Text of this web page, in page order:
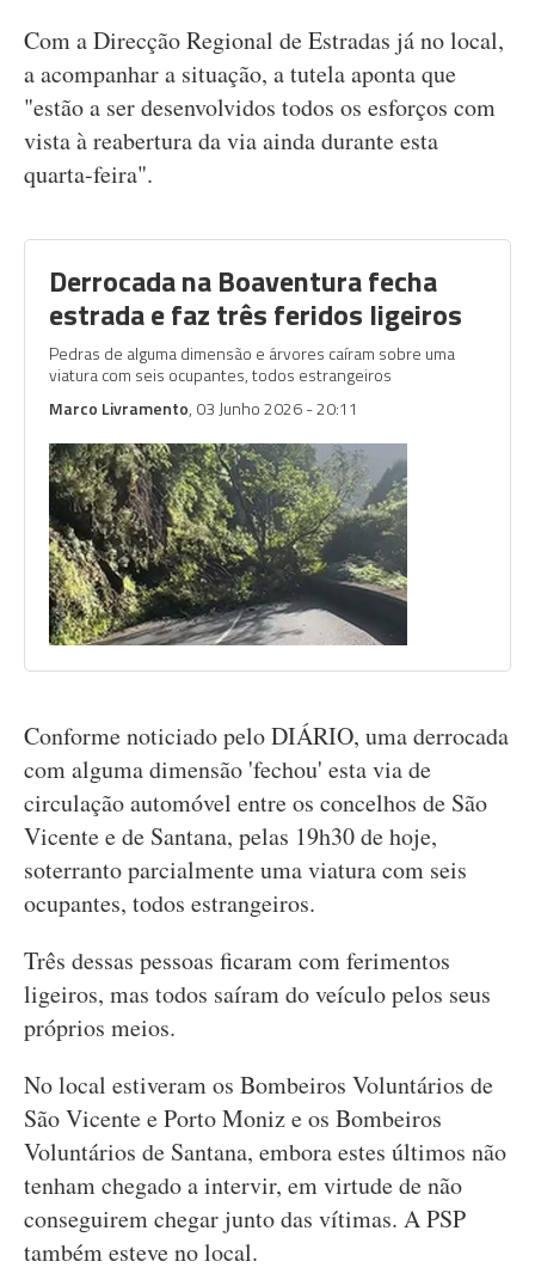
Com a Direcção Regional de Estradas já no local,
a acompanhar a situação, a tutela aponta que
"estão a ser desenvolvidos todos os esforços com
vista à reabertura da via ainda durante esta
quarta-feira".
Derrocada na Boaventura fecha
estrada e faz três feridos ligeiros
Pedras de alguma dimensão e árvores caíram sobre uma
viatura com seis ocupantes, todos estrangeiros
Marco Livramento, 03 Junho 2026 - 20:11
Conforme noticiado pelo DIÁRIO, uma derrocada
com alguma dimensão 'fechou' esta via de
circulação automóvel entre os concelhos de São
Vicente e de Santana, pelas 19h30 de hoje,
soterranto parcialmente uma viatura com seis
ocupantes, todos estrangeiros.
Três dessas pessoas ficaram com ferimentos
ligeiros, mas todos saíram do veículo pelos seus
próprios meios.
No local estiveram os Bombeiros Voluntários de
São Vicente e Porto Moniz e os Bombeiros
Voluntários de Santana, embora estes últimos não
tenham chegado a intervir, em virtude de não
conseguirem chegar junto das vítimas. A PSP
também esteve no local.